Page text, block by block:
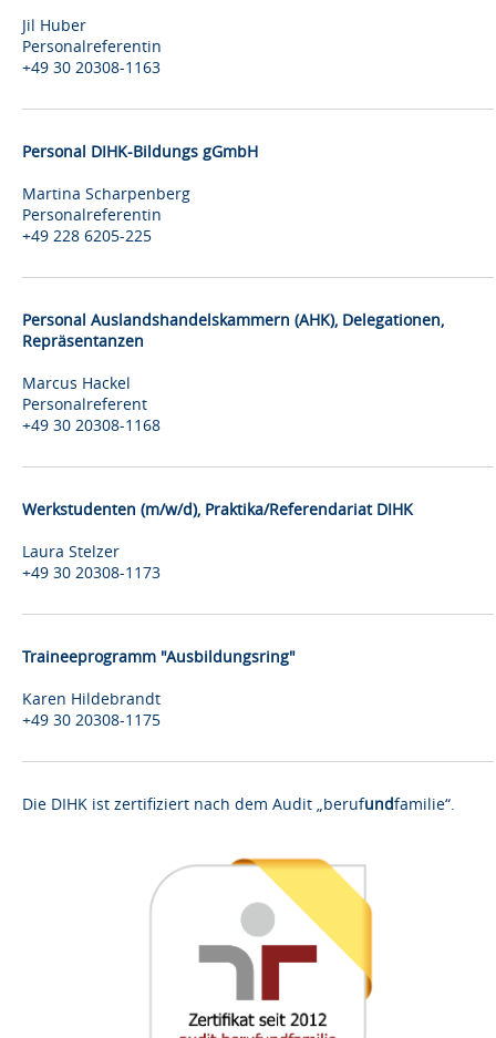
Jil Huber
Personalreferentin
+49 30 20308-1163
Personal DIHK-Bildungs gGmbH
Martina Scharpenberg
Personalreferentin
+49 228 6205-225
Personal Auslandshandelskammern (AHK), Delegationen,
Repräsentanzen
Marcus Hackel
Personalreferent
+49 30 20308-1168
Werkstudenten (m/w/d), Praktika/Referendariat DIHK
Laura Stelzer
+49 30 20308-1173
Traineeprogramm "Ausbildungsring"
Karen Hildebrandt
+49 30 20308-1175
Die DIHK ist zertifiziert nach dem Audit „berufundfamilie“.